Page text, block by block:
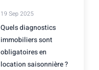
19 Sep 2025
Quels diagnostics
immobiliers sont
obligatoires en
location saisonnière ?